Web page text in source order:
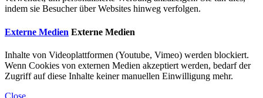
indem sie Besucher über Websites hinweg verfolgen.
Externe Medien Externe Medien
Inhalte von Videoplattformen (Youtube, Vimeo) werden blockiert.
Wenn Cookies von externen Medien akzeptiert werden, bedarf der
Zugriff auf diese Inhalte keiner manuellen Einwilligung mehr.
Close